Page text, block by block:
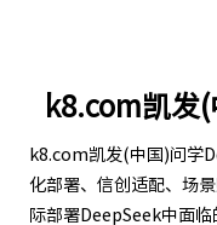
k8.com凯发
k8.com凯发(中国)问学
化部署、信创适配、场
际部署DeepSeek中面临